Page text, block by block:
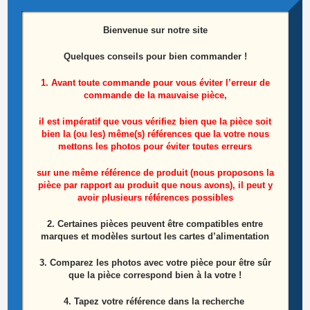
LC470DUE-SFR1
25,00€
Lire la suite
Bienvenue sur notre site
Quelques conseils pour bien commander !
1. Avant toute commande pour vous éviter l’erreur de
commande de la mauvaise pièce,
il est impératif que vous vérifiez bien que la pièce soit
bien la (ou les) même(s) références que la votre nous
mettons les photos pour éviter toutes erreurs
sur une même référence de produit (nous proposons la
pièce par rapport au produit que nous avons), il peut y
avoir plusieurs références possibles
2. Certaines pièces peuvent être compatibles entre
marques et modèles surtout les cartes d’alimentation
3. Comparez les photos avec votre pièce pour être sûr
que la pièce correspond bien à la votre !
4. Tapez votre référence dans la recherche